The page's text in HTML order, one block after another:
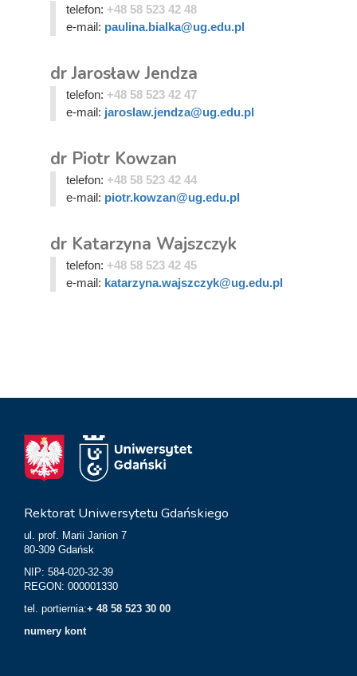
telefon: +48 58 523 42 48
e-mail: paulina.bialka@ug.edu.pl
dr Jarosław Jendza
telefon: +48 58 523 42 47
e-mail: jaroslaw.jendza@ug.edu.pl
dr Piotr Kowzan
telefon: +48 58 523 42 44
e-mail: piotr.kowzan@ug.edu.pl
dr Katarzyna Wajszczyk
telefon: +48 58 523 42 45
e-mail: katarzyna.wajszczyk@ug.edu.pl
Rektorat Uniwersytetu Gdańskiego
ul. prof. Marii Janion 7
80-309 Gdańsk
NIP: 584-020-32-39
REGON: 000001330
tel. portiernia:+ 48 58 523 30 00
numery kont